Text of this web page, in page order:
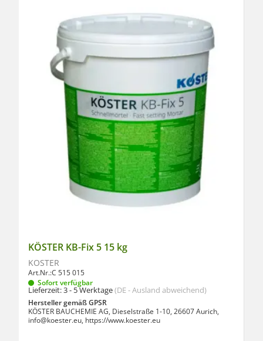
KÖSTER KB-Fix 5 15 kg
KÖSTER
Art.Nr.:C 515 015
Sofort verfügbar
Lieferzeit:3 - 5 Werktage(DE - Ausland abweichend)
Hersteller gemäß GPSR
KÖSTER BAUCHEMIE AG, Dieselstraße 1-10, 26607 Aurich,
info@koester.eu, https://www.koester.eu